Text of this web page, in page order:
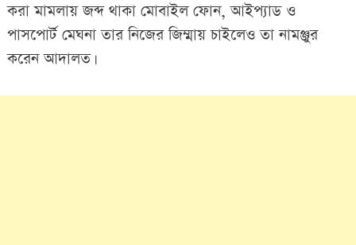
করা মামলায় জব্দ থাকা মোবাইল ফোন, আইপ্যাড ও
পাসপোর্ট মেঘনা তার নিজের জিম্মায় চাইলেও তা নামঞ্জুর
করেন আদালত।